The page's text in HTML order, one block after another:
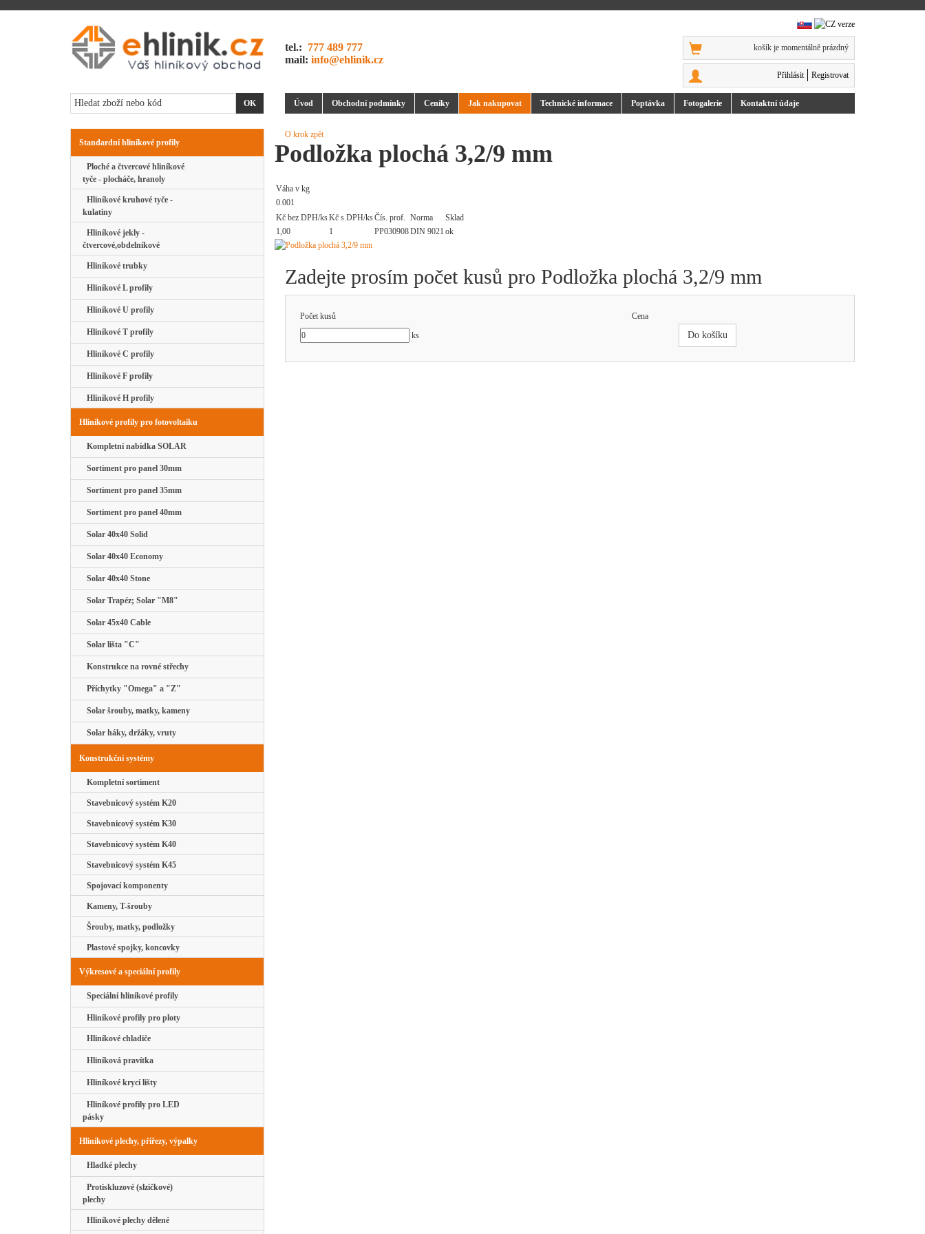
tel.: 777 489 777
mail: info@ehlinik.cz
košík je momentálně prázdný
Přihlásit Registrovat
Úvod Obchodní podmínky Ceníky Jak nakupovat Technické informace Poptávka Fotogalerie Kontaktní údaje
Standardní hliníkové profily
Ploché a čtvercové hliníkové
tyče - plocháče, hranoly
Hliníkové kruhové tyče -
kulatiny
Hliníkové jekly -
čtvercové,obdelníkové
Hliníkové trubky
Hliníkové L profily
Hliníkové U profily
Hliníkové T profily
Hliníkové C profily
Hliníkové F profily
Hliníkové H profily
Hliníkové profily pro fotovoltaiku
Kompletní nabídka SOLAR
Sortiment pro panel 30mm
Sortiment pro panel 35mm
Sortiment pro panel 40mm
Solar 40x40 Solid
Solar 40x40 Economy
Solar 40x40 Stone
Solar Trapéz; Solar "M8"
Solar 45x40 Cable
Solar lišta "C"
Konstrukce na rovné střechy
Příchytky "Omega" a "Z"
Solar šrouby, matky, kameny
Solar háky, držáky, vruty
Konstrukční systémy
Kompletní sortiment
Stavebnicový systém K20
Stavebnicový systém K30
Stavebnicový systém K40
Stavebnicový systém K45
Spojovací komponenty
Kameny, T-šrouby
Šrouby, matky, podložky
Plastové spojky, koncovky
Výkresové a speciální profily
Speciální hliníkové profily
Hliníkové profily pro ploty
Hliníkové chladiče
Hliníková pravítka
Hliníkové krycí lišty
Hliníkové profily pro LED
pásky
Hliníkové plechy, přířezy, výpalky
Hladké plechy
Protiskluzové (slzičkové)
plechy
Hliníkové plechy dělené
O krok zpět
Podložka plochá 3,2/9 mm
Váha v kg
0.001
Kč bez DPH/ksKč s DPH/ksČís. prof. Norma
Sklad
1,00
1 PP030908DIN 9021 ok
Zadejte prosím počet kusů pro Podložka plochá 3,2/9 mm
Počet kusů
Cena
ks
Do košíku